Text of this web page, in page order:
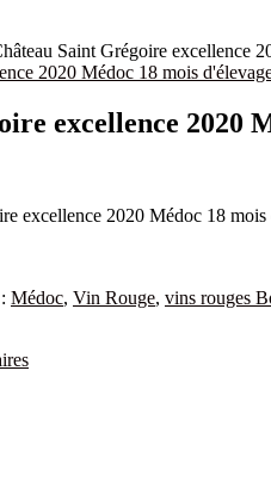
Saint Grégoire excellence
excellence 2020
excellence 2020 Médoc 18
Médoc, Vin Rouge, vins rouges